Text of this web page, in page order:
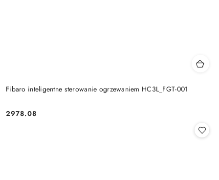
Fibaro inteligentne sterowanie ogrzewaniem HC3L_FGT-001
Cena:
2978.08